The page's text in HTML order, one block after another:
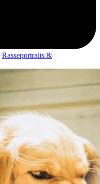
Rasseportraits &